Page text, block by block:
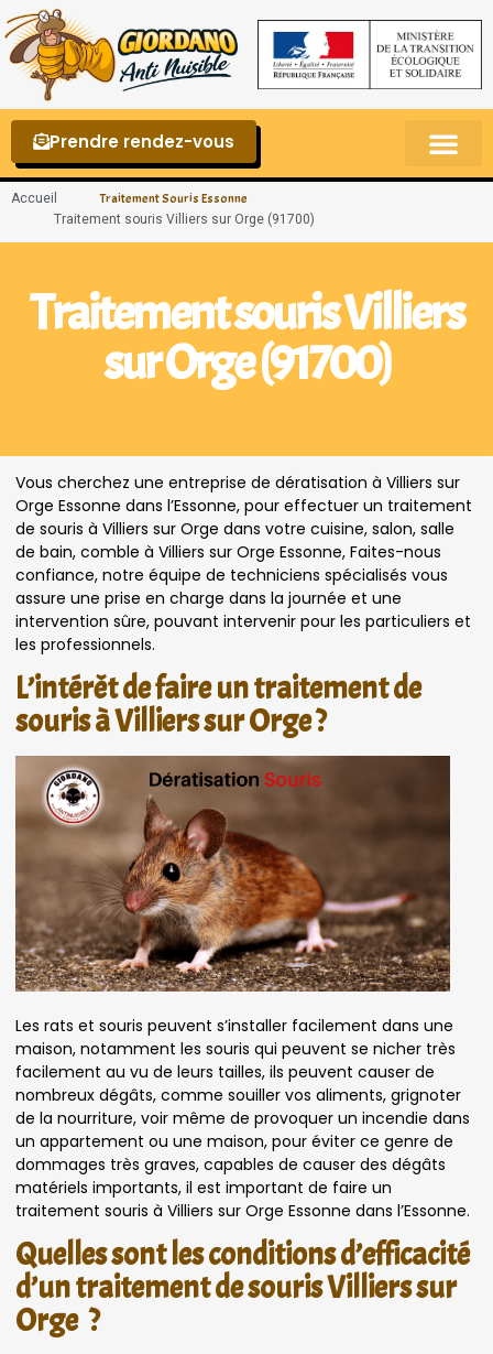
Prendre rendez-vous
Accueil Traitement Souris Essonne
Traitement souris Villiers sur Orge (91700)
Traitement souris Villiers
sur Orge (91700)
Vous cherchez une entreprise de dératisation à Villiers sur
Orge Essonne dans l’Essonne, pour effectuer un traitement
de souris à Villiers sur Orge dans votre cuisine, salon, salle
de bain, comble à Villiers sur Orge Essonne, Faites-nous
confiance, notre équipe de techniciens spécialisés vous
assure une prise en charge dans la journée et une
intervention sûre, pouvant intervenir pour les particuliers et
les professionnels.
L’intérêt de faire un traitement de
souris à Villiers sur Orge ?
Les rats et souris peuvent s’installer facilement dans une
maison, notamment les souris qui peuvent se nicher très
facilement au vu de leurs tailles, ils peuvent causer de
nombreux dégâts, comme souiller vos aliments, grignoter
de la nourriture, voir même de provoquer un incendie dans
un appartement ou une maison, pour éviter ce genre de
dommages très graves, capables de causer des dégâts
matériels importants, il est important de faire un
traitement souris à Villiers sur Orge Essonne dans l’Essonne.
Quelles sont les conditions d’efficacité
d’un traitement de souris Villiers sur
Orge ?